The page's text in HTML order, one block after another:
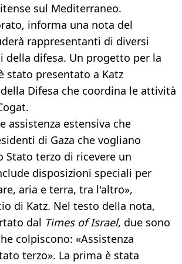
sul Mediterraneo.
informa una nota del
rappresentanti di diversi
della difesa. Un progetto per la
stato presentato a Katz
Difesa che coordina le attività
assistenza estensiva che
di Gaza che vogliano
Stato terzo di ricevere un
disposizioni speciali per
aria e terra, tra l'altro»,
di Katz. Nel testo della nota,
dal Times of Israel, due sono
colpiscono: «Assistenza
terzo». La prima è stata